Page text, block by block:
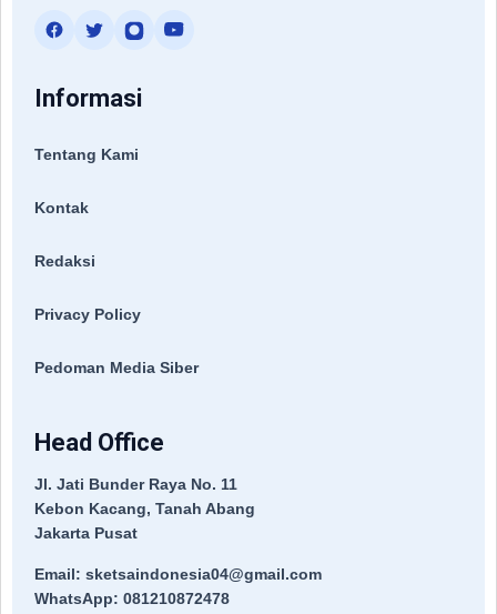
Informasi
Tentang Kami
Kontak
Redaksi
Privacy Policy
Pedoman Media Siber
Head Office
Jl. Jati Bunder Raya No. 11
Kebon Kacang, Tanah Abang
Jakarta Pusat
Email: sketsaindonesia04@gmail.com
WhatsApp: 081210872478